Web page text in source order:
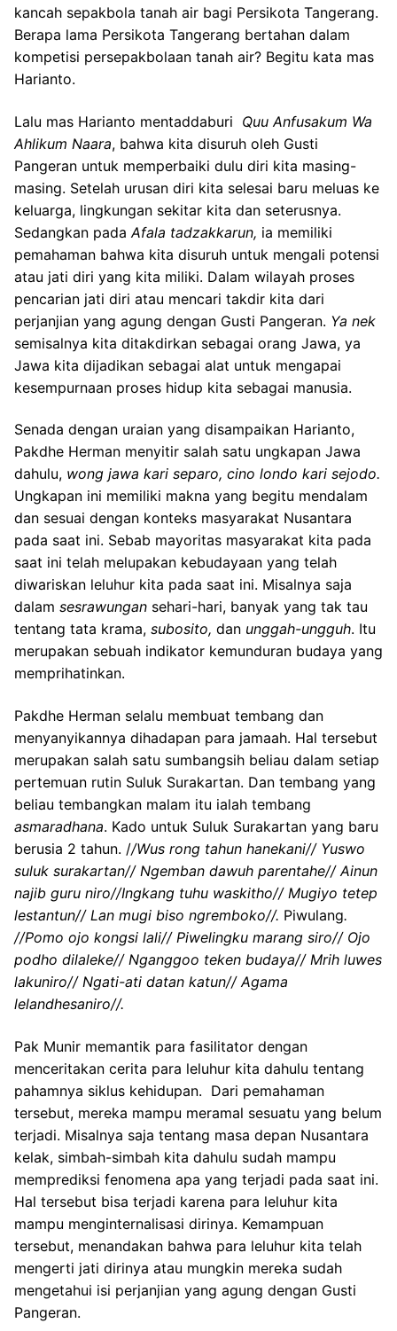
kancah sepakbola tanah air bagi Persikota Tangerang.
Berapa lama Persikota Tangerang bertahan dalam
kompetisi persepakbolaan tanah air? Begitu kata mas
Harianto.
Lalu mas Harianto mentaddaburi Quu Anfusakum Wa
Ahlikum Naara, bahwa kita disuruh oleh Gusti
Pangeran untuk memperbaiki dulu diri kita masing-
masing. Setelah urusan diri kita selesai baru meluas ke
keluarga, lingkungan sekitar kita dan seterusnya.
Sedangkan pada Afala tadzakkarun, ia memiliki
pemahaman bahwa kita disuruh untuk mengali potensi
atau jati diri yang kita miliki. Dalam wilayah proses
pencarian jati diri atau mencari takdir kita dari
perjanjian yang agung dengan Gusti Pangeran. Ya nek
semisalnya kita ditakdirkan sebagai orang Jawa, ya
Jawa kita dijadikan sebagai alat untuk mengapai
kesempurnaan proses hidup kita sebagai manusia.
Senada dengan uraian yang disampaikan Harianto,
Pakdhe Herman menyitir salah satu ungkapan Jawa
dahulu, wong jawa kari separo, cino londo kari sejodo.
Ungkapan ini memiliki makna yang begitu mendalam
dan sesuai dengan konteks masyarakat Nusantara
pada saat ini. Sebab mayoritas masyarakat kita pada
saat ini telah melupakan kebudayaan yang telah
diwariskan leluhur kita pada saat ini. Misalnya saja
dalam sesrawungan sehari-hari, banyak yang tak tau
tentang tata krama, subosito, dan unggah-ungguh. Itu
merupakan sebuah indikator kemunduran budaya yang
memprihatinkan.
Pakdhe Herman selalu membuat tembang dan
menyanyikannya dihadapan para jamaah. Hal tersebut
merupakan salah satu sumbangsih beliau dalam setiap
pertemuan rutin Suluk Surakartan. Dan tembang yang
beliau tembangkan malam itu ialah tembang
asmaradhana. Kado untuk Suluk Surakartan yang baru
berusia 2 tahun. //Wus rong tahun hanekani// Yuswo
suluk surakartan// Ngemban dawuh parentahe// Ainun
najib guru niro//Ingkang tuhu waskitho// Mugiyo tetep
lestantun// Lan mugi biso ngremboko//. Piwulang.
//Pomo ojo kongsi lali// Piwelingku marang siro// Ojo
podho dilaleke// Nganggoo teken budaya// Mrih luwes
lakuniro// Ngati-ati datan katun// Agama
lelandhesaniro//.
Pak Munir memantik para fasilitator dengan
menceritakan cerita para leluhur kita dahulu tentang
pahamnya siklus kehidupan. Dari pemahaman
tersebut, mereka mampu meramal sesuatu yang belum
terjadi. Misalnya saja tentang masa depan Nusantara
kelak, simbah-simbah kita dahulu sudah mampu
memprediksi fenomena apa yang terjadi pada saat ini.
Hal tersebut bisa terjadi karena para leluhur kita
mampu menginternalisasi dirinya. Kemampuan
tersebut, menandakan bahwa para leluhur kita telah
mengerti jati dirinya atau mungkin mereka sudah
mengetahui isi perjanjian yang agung dengan Gusti
Pangeran.